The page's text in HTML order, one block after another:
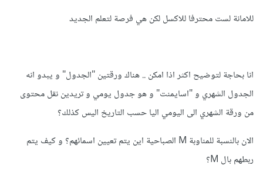
للامانة لست محترفا للاكسل لكن هي فرصة لتعلم الجديد
انا بحاجة لتوضيح اكثر اذا امكن .. هناك ورقتين "الجدول" و يبدو انه
الجدول الشهري و "اسايمنت" و هو جدول يومي و تريدين نقل محتوى
من ورقة الشهري الى اليومي اليا حسب التاريخ اليس كذلك؟
الان بالنسبة للمناوبة M الصباحية اين يتم تعيين اسمائهم؟ و كيف يتم
ربطهم بال M؟